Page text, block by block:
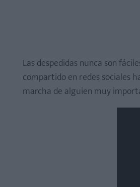
Las despedidas nunca son
compartido en redes sociales
marcha de alguien muy